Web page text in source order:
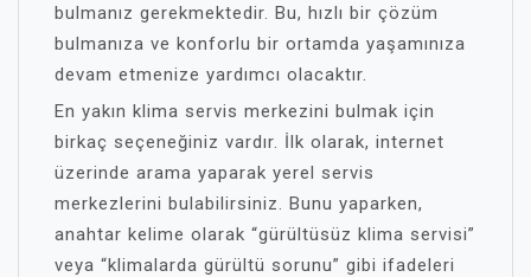
bulmanız gerekmektedir. Bu, hızlı bir çözüm
bulmanıza ve konforlu bir ortamda yaşamınıza
devam etmenize yardımcı olacaktır.
En yakın klima servis merkezini bulmak için
birkaç seçeneğiniz vardır. İlk olarak, internet
üzerinde arama yaparak yerel servis
merkezlerini bulabilirsiniz. Bunu yaparken,
anahtar kelime olarak “gürültüsüz klima servisi”
veya “klimalarda gürültü sorunu” gibi ifadeleri